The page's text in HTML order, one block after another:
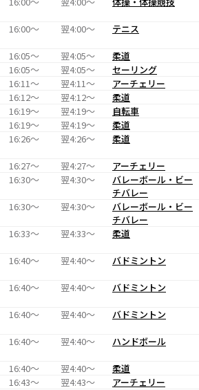
16:00〜 翌4:00〜 テニス
16:05〜
翌4:05〜 柔道
16:05〜
翌4:05〜 セーリング
16:11〜
翌4:11〜 アーチェリー
16:12〜
翌4:12〜 柔道
16:19〜
翌4:19〜 自転車
16:19〜
翌4:19〜 柔道
16:26〜
翌4:26〜 柔道
16:27〜
翌4:27〜 アーチェリー
16:30〜
翌4:30〜
バレーボール・ビー
チバレー
16:30〜 翌4:30〜
バレーボール・ビー
チバレー
16:33〜 翌4:33〜 柔道
16:40〜
翌4:40〜 バドミントン
16:40〜
翌4:40〜 バドミントン
16:40〜
翌4:40〜 バドミントン
16:40〜
翌4:40〜 ハンドボール
16:40〜
翌4:40〜 柔道
16:43〜
翌4:43〜 アーチェリー